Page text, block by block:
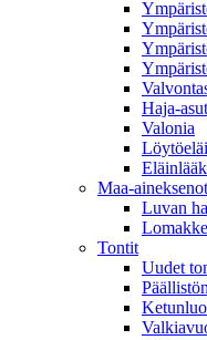
Haja-
Valonia
Maa-
Luvan
Tontit
Uudet